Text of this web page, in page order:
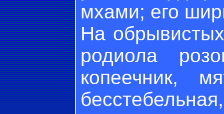
мхами; его
На
родиола
копеечник,